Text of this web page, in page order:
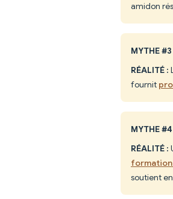
amidon
MYTHE
RÉALITÉ :
fournit
MYTHE
RÉALITÉ :
soutient